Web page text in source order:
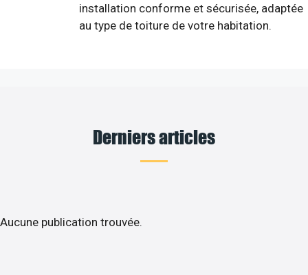
installation conforme et sécurisée, adaptée
au type de toiture de votre habitation.
Derniers articles
Aucune publication trouvée.